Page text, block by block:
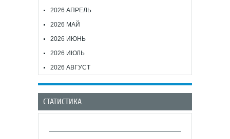
2026 АПРЕЛЬ
2026 МАЙ
2026 ИЮНЬ
2026 ИЮЛЬ
2026 АВГУСТ
СТАТИСТИКА